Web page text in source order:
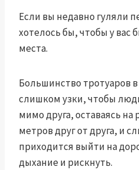
Если вы недавно гуляли
хотелось бы, чтобы у вас
места.
Большинство тротуаров
слишком узки, чтобы
мимо друга, оставаясь на
метров друг от друга, и
приходится выйти на
дыхание и рискнуть.